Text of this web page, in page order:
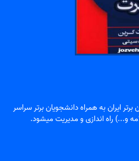
ایران به همراه دانشجویان برتر سراسر
و...) راه اندازی و مدیریت میشود.